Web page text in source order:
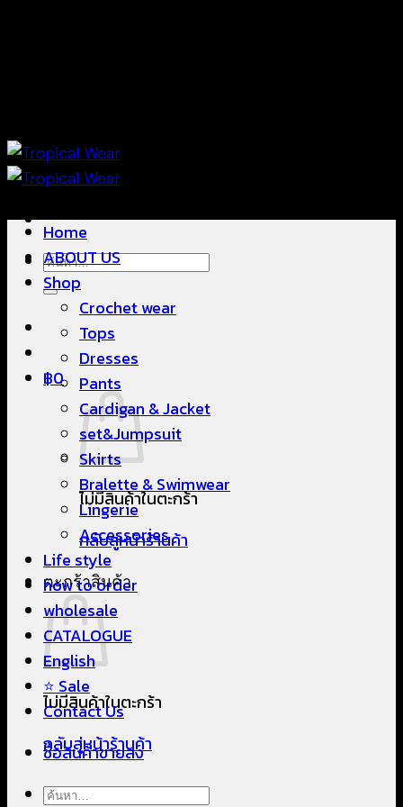
ค้นหา:
฿0
ไม่มีสินค้าในตะกร้า
กลับสู่หน้าร้านค้า
ตะกร้าสินค้า
ไม่มีสินค้าในตะกร้า
กลับสู่หน้าร้านค้า
Home
ABOUT US
Shop
Crochet wear
Tops
Dresses
Pants
Cardigan & Jacket
set&Jumpsuit
Skirts
Bralette & Swimwear
Lingerie
Accessories
Life style
how to order
wholesale
CATALOGUE
English
⭐ Sale
Contact Us
ซื้อสินค้าขายส่ง
ค้นหา: